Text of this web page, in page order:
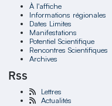
À l'affiche
Informations régionales
Dates Limites
Manifestations
Potentiel Scientifique
Rencontres Scientifiques
Archives
Rss
Lettres
Actualités